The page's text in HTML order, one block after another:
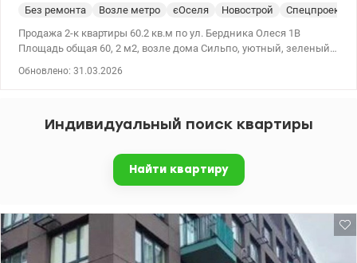
Без ремонта Возле метро єОселя Новострой
Спецпроект
Продажа 2-к квартиры 60.2 кв.м по ул. Бердника Олеся 1В
Площадь общая 60, 2 м2, возле дома Сильпо, уютный, зеленый
Обновлено: 31.03.2026
Индивидуальный поиск квартиры
Найти квартиру